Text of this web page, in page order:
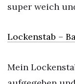
super weich
Lockenstab –
Mein